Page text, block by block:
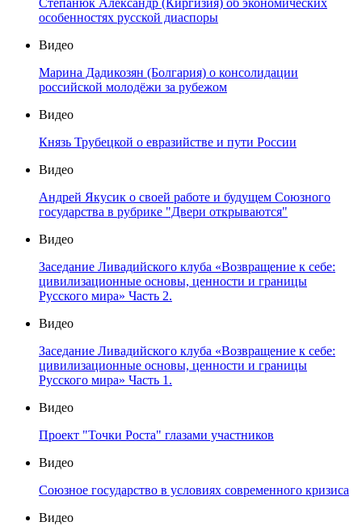
Степанюк Александр (Киргизия) об экономических
особенностях русской диаспоры
Видео
Марина Дадикозян (Болгария) о консолидации
российской молодёжи за рубежом
Видео
Князь Трубецкой о евразийстве и пути России
Видео
Андрей Якусик о своей работе и будущем Союзного
государства в рубрике "Двери открываются"
Видео
Заседание Ливадийского клуба «Возвращение к себе:
цивилизационные основы, ценности и границы
Русского мира» Часть 2.
Видео
Заседание Ливадийского клуба «Возвращение к себе:
цивилизационные основы, ценности и границы
Русского мира» Часть 1.
Видео
Проект "Точки Роста" глазами участников
Видео
Союзное государство в условиях современного кризиса
Видео